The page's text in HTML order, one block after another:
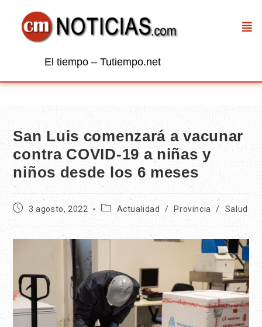
El tiempo – Tutiempo.net
San Luis comenzará a vacunar
contra COVID-19 a niñas y
niños desde los 6 meses
3 agosto, 2022 Actualidad / Provincia / Salud